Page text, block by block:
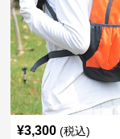
¥3,300 (税込)